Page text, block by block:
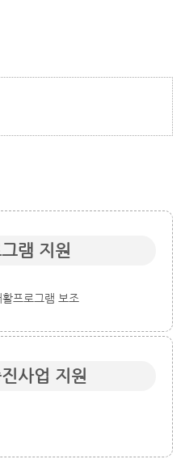
램 지원
프로그램 보조
사업 지원